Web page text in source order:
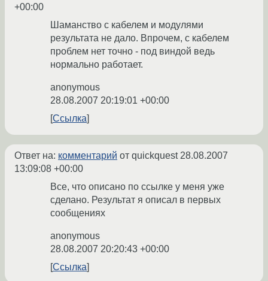
+00:00
Шаманство с кабелем и модулями
результата не дало. Впрочем, с кабелем
проблем нет точно - под виндой ведь
нормально работает.
anonymous
28.08.2007 20:19:01 +00:00
Ссылка
Ответ на: комментарий от quickquest28.08.2007
13:09:08 +00:00
Все, что описано по ссылке у меня уже
сделано. Результат я описал в первых
сообщениях
anonymous
28.08.2007 20:20:43 +00:00
Ссылка